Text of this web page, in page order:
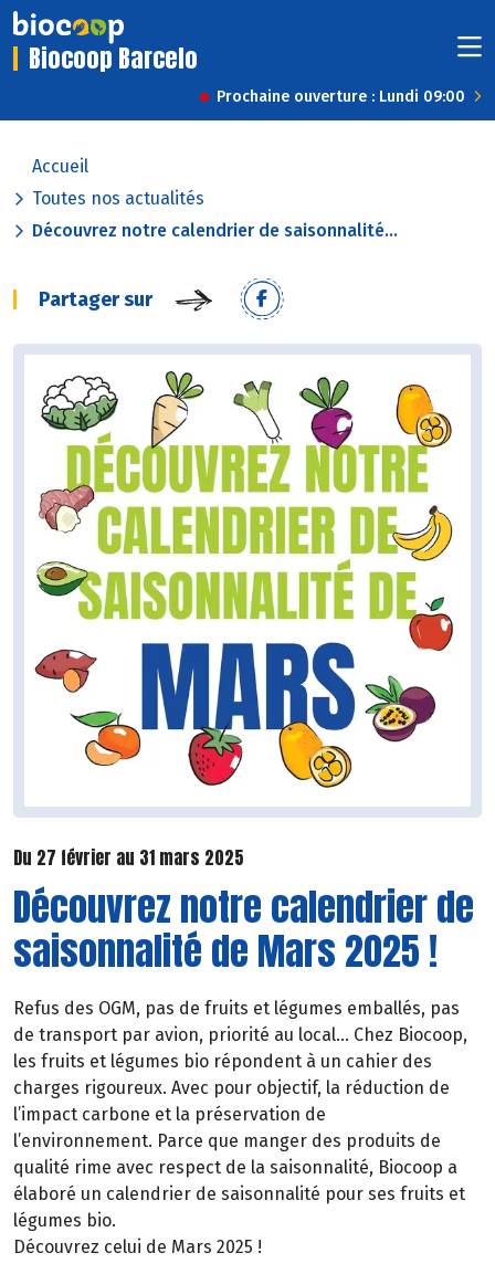
Biocoop Barcelo
Prochaine ouverture : Lundi 09:00
Accueil
Toutes nos actualités
Découvrez notre calendrier de saisonnalité...
Partager sur
Du 27 février au 31 mars 2025
Découvrez notre calendrier de
saisonnalité de Mars 2025 !
Refus des OGM, pas de fruits et légumes emballés, pas
de transport par avion, priorité au local… Chez Biocoop,
les fruits et légumes bio répondent à un cahier des
charges rigoureux. Avec pour objectif, la réduction de
l’impact carbone et la préservation de
l’environnement. Parce que manger des produits de
qualité rime avec respect de la saisonnalité, Biocoop a
élaboré un calendrier de saisonnalité pour ses fruits et
légumes bio.
Découvrez celui de Mars 2025 !